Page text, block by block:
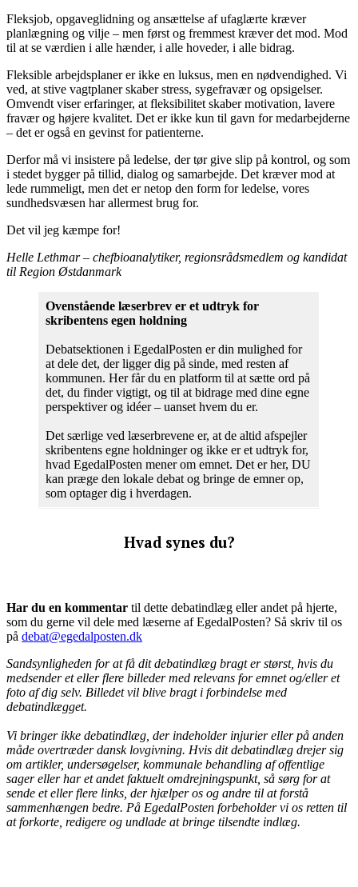
Fleksjob, opgaveglidning og ansættelse af ufaglærte kræver
planlægning og vilje – men først og fremmest kræver det mod. Mod
til at se værdien i alle hænder, i alle hoveder, i alle bidrag.
Fleksible arbejdsplaner er ikke en luksus, men en nødvendighed. Vi
ved, at stive vagtplaner skaber stress, sygefravær og opsigelser.
Omvendt viser erfaringer, at fleksibilitet skaber motivation, lavere
fravær og højere kvalitet. Det er ikke kun til gavn for medarbejderne
– det er også en gevinst for patienterne.
Derfor må vi insistere på ledelse, der tør give slip på kontrol, og som
i stedet bygger på tillid, dialog og samarbejde. Det kræver mod at
lede rummeligt, men det er netop den form for ledelse, vores
sundhedsvæsen har allermest brug for.
Det vil jeg kæmpe for!
Helle Lethmar – chefbioanalytiker, regionsrådsmedlem og kandidat
til Region Østdanmark
Ovenstående læserbrev er et udtryk for
skribentens egen holdning
Debatsektionen i EgedalPosten er din mulighed for
at dele det, der ligger dig på sinde, med resten af
kommunen. Her får du en platform til at sætte ord på
det, du finder vigtigt, og til at bidrage med dine egne
perspektiver og idéer – uanset hvem du er.
Det særlige ved læserbrevene er, at de altid afspejler
skribentens egne holdninger og ikke er et udtryk for,
hvad EgedalPosten mener om emnet. Det er her, DU
kan præge den lokale debat og bringe de emner op,
som optager dig i hverdagen.
Hvad synes du?
Har du en kommentar til dette debatindlæg eller andet på hjerte,
som du gerne vil dele med læserne af EgedalPosten? Så skriv til os
på debat@egedalposten.dk
Sandsynligheden for at få dit debatindlæg bragt er størst, hvis du
medsender et eller flere billeder med relevans for emnet og/eller et
foto af dig selv. Billedet vil blive bragt i forbindelse med
debatindlægget.
Vi bringer ikke debatindlæg, der indeholder injurier eller på anden
måde overtræder dansk lovgivning. Hvis dit debatindlæg drejer sig
om artikler, undersøgelser, kommunale behandling af offentlige
sager eller har et andet faktuelt omdrejningspunkt, så sørg for at
sende et eller flere links, der hjælper os og andre til at forstå
sammenhængen bedre. På EgedalPosten forbeholder vi os retten til
at forkorte, redigere og undlade at bringe tilsendte indlæg.